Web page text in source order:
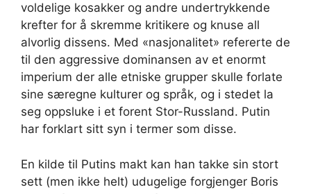
voldelige kosakker og andre undertrykkende
krefter for å skremme kritikere og knuse all
alvorlig dissens. Med «nasjonalitet» refererte de
til den aggressive dominansen av et enormt
imperium der alle etniske grupper skulle forlate
sine særegne kulturer og språk, og i stedet la
seg oppsluke i et forent Stor-Russland. Putin
har forklart sitt syn i termer som disse.
En kilde til Putins makt kan han takke sin stort
sett (men ikke helt) udugelige forgjenger Boris